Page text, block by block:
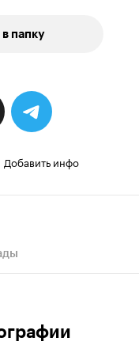
папку
Добавить инфо